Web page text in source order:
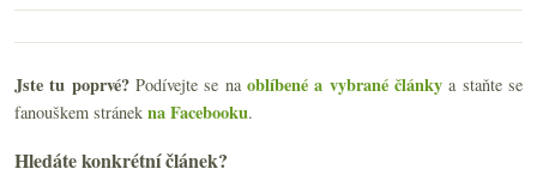
Jste tu poprvé?Podívejte se naoblíbené a vybrané články a staňte se
fanouškem stránek na Facebooku.
Hledáte konkrétní článek?